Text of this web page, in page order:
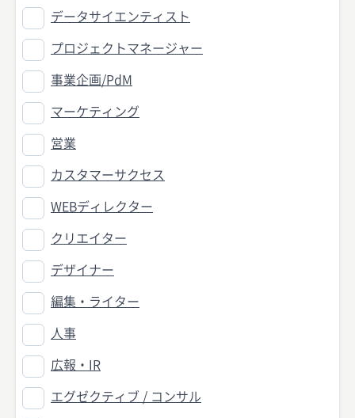
データサイエンティスト
プロジェクトマネージャー
事業企画/PdM
マーケティング
営業
カスタマーサクセス
WEBディレクター
クリエイター
デザイナー
編集・ライター
人事
広報・IR
エグゼクティブ / コンサル